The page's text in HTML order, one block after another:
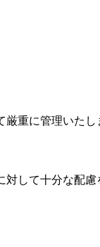
重に管理いたし
して十分な配